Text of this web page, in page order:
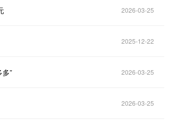
2026-03-25
2025-12-22
” 2026-03-25
2026-03-25